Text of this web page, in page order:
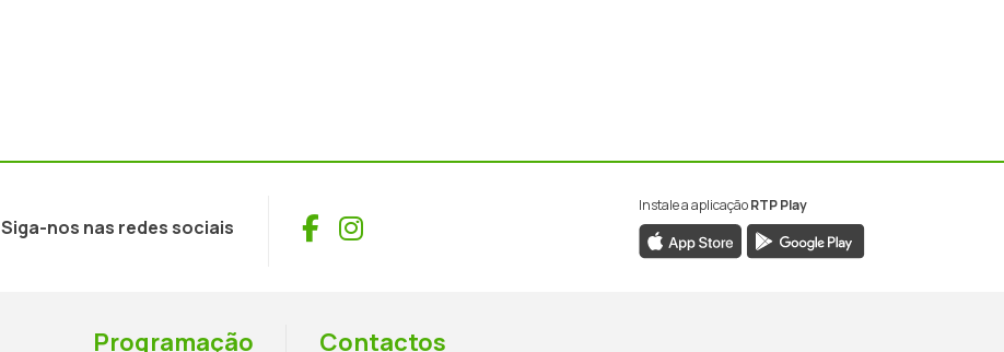
Siga-nos nas redes sociais Facebook
Instagram
Instale a aplicaçãoRTP Play
Programação Contactos